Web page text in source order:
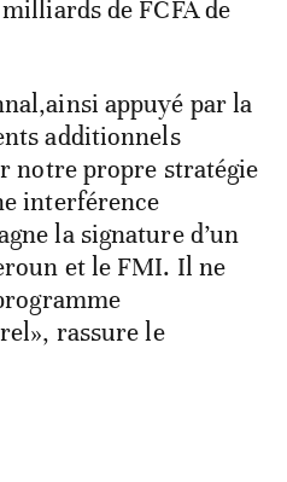
de FCFA de
appuyé par la
additionnels
notre propre stratégie
interférence
la signature d’un
et le FMI. Il ne
rassure le